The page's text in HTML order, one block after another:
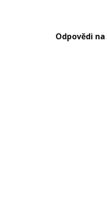
Odpovědi